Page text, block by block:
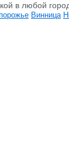
в любой
Винница